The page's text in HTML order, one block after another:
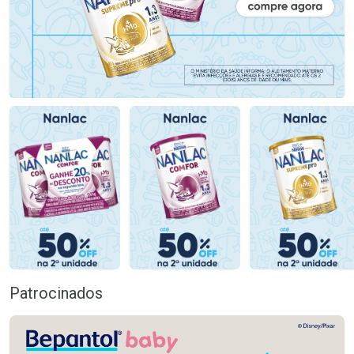
Patrocinados